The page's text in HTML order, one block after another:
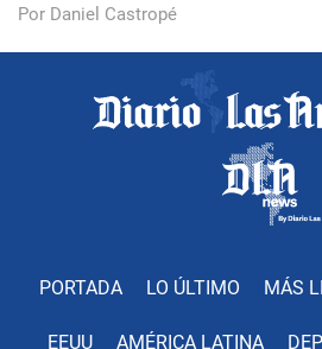
Por Daniel Castropé
PORTADA LO ÚLTIMO MÁS
EEUU AMÉRICA LATINA